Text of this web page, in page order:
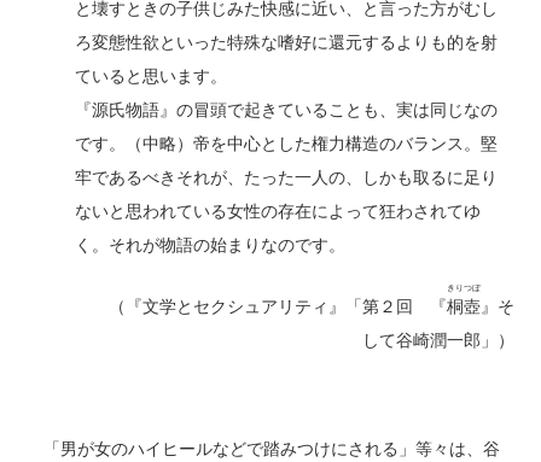
と壊すときの子供じみた快感に近い、と言った方がむし
ろ変態性欲といった特殊な嗜好に還元するよりも的を射
ていると思います。
『源氏物語』の冒頭で起きていることも、実は同じなの
です。（中略）帝を中心とした権力構造のバランス。堅
牢であるべきそれが、たった一人の、しかも取るに足り
ないと思われている女性の存在によって狂わされてゆ
く。それが物語の始まりなのです。
（『文学とセクシュアリティ』「第２回 『桐壺
きりつぼ
』そ
して谷崎潤一郎」）
「男が女のハイヒールなどで踏みつけにされる」等々は、谷